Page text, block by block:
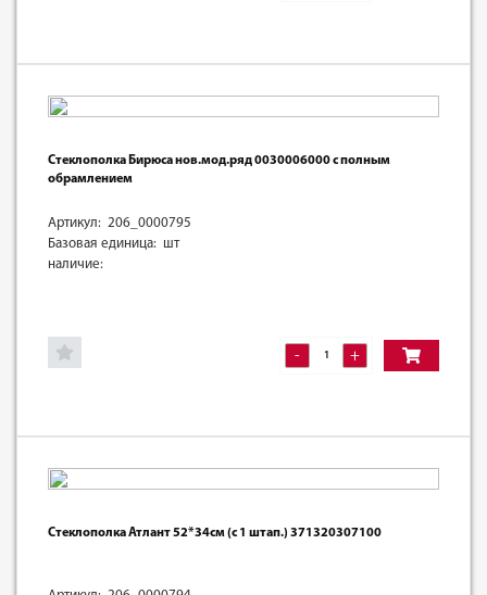
Стеклополка Бирюса нов.мод.ряд 0030006000 с полным
обрамлением
Артикул: 206_0000795
Базовая единица: шт
наличие:
- +
Стеклополка Атлант 52*34см (с 1 штап.) 371320307100